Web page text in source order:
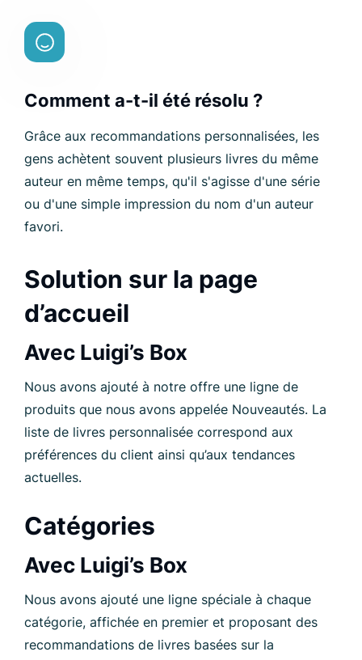
Comment a-t-il été résolu ?
Grâce aux recommandations personnalisées, les
gens achètent souvent plusieurs livres du même
auteur en même temps, qu'il s'agisse d'une série
ou d'une simple impression du nom d'un auteur
favori.
Solution sur la page
d’accueil
Avec Luigi’s Box
Nous avons ajouté à notre offre une ligne de
produits que nous avons appelée Nouveautés. La
liste de livres personnalisée correspond aux
préférences du client ainsi qu’aux tendances
actuelles.
Catégories
Avec Luigi’s Box
Nous avons ajouté une ligne spéciale à chaque
catégorie, affichée en premier et proposant des
recommandations de livres basées sur la